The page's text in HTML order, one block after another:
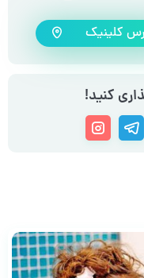
کلینیک
کنید!